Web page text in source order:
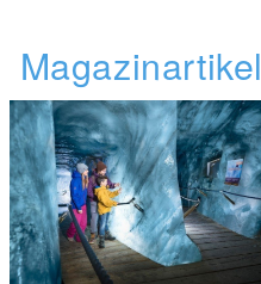
Magazinartikel